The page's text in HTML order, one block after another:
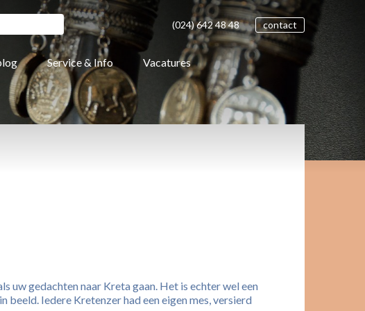
(024)642 4848 contact
Service & Info Vacatures
uw gedachten naar Kreta gaan. Het is echter wel een
beeld. Iedere Kretenzer had een eigen mes, versierd